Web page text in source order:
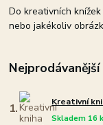
Do kreativních
nebo jakékoliv
Nejprodávanější
1. Kreativní
Skladem 16